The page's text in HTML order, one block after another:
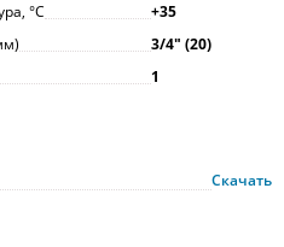
°С
+35
3/4ʺ (20)
1
Скачать